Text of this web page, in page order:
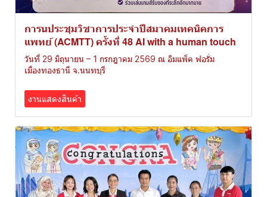
การนประชุมวิชาการประจำปีสมาคมเทคนิคการ
แพทย์ (ACMTT) ครั้งที่ 48 AI with a human touch
วันที่ 29 มิถุนายน – 1 กรกฎาคม 2569 ณ อิมแพ็ค ฟอรั่ม
เมืองทองธานี จ.นนทบุรี
งานแสดงสินค้า